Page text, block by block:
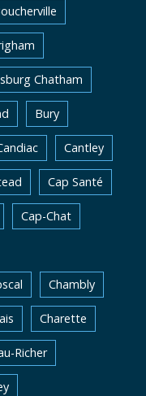
Chatham
Bury
Cantley
Cap Santé
Cap-Chat
Chambly
Charette
Richer